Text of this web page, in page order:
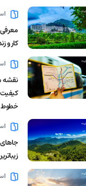
کار و
کیفیت